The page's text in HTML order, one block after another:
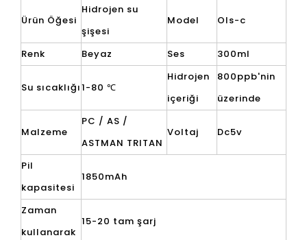
Ürün Öğesi
Hidrojen su
şişesi
Model Ols-c
Renk Beyaz Ses 300ml
Su sıcaklığı1-80 ℃
Hidrojen
içeriği
800ppb'nin
üzerinde
Malzeme
PC / AS /
ASTMAN TRITAN
Voltaj Dc5v
Pil
kapasitesi
1850mAh
Zaman
kullanarak
15-20 tam şarj